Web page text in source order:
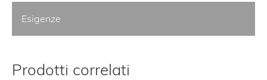
Esigenze
Prodotti correlati